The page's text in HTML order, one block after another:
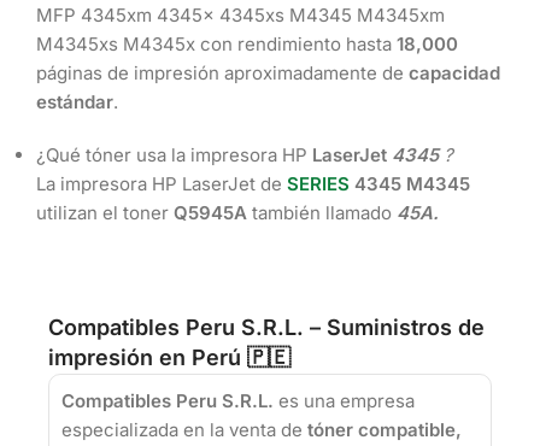
MFP 4345xm 4345x 4345xs M4345 M4345xm
M4345xs M4345x con rendimiento hasta 18,000
páginas de impresión aproximadamente de capacidad
estándar.
¿Qué tóner usa la impresora HP LaserJet 4345 ?
La impresora HP LaserJet de SERIES 4345 M4345
utilizan el toner Q5945A también llamado 45A.
Compatibles Peru S.R.L. – Suministros de
impresión en Perú 🇵🇪
Compatibles Peru S.R.L. es una empresa
especializada en la venta de tóner compatible,